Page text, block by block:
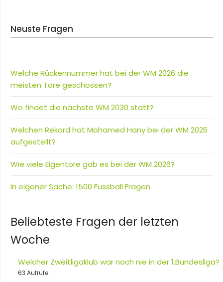
Neuste Fragen
Welche Rückennummer hat bei der WM 2026 die
meisten Tore geschossen?
Wo findet die nächste WM 2030 statt?
Welchen Rekord hat Mohamed Hany bei der WM 2026
aufgestellt?
Wie viele Eigentore gab es bei der WM 2026?
In eigener Sache: 1500 Fussball Fragen
Beliebteste Fragen der letzten
Woche
Welcher Zweitligaklub war noch nie in der 1.Bundesliga?
63 Aufrufe